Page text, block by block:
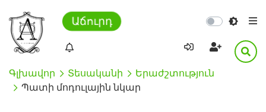
Աճուրդ
Գլխավոր Տեսականի
Երաժշտություն
Պատի մոդուլային նկար